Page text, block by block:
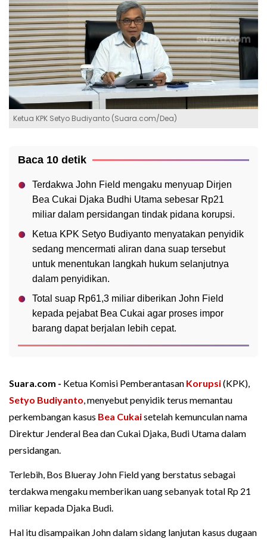
Ketua KPK Setyo Budiyanto (Suara.com/Dea)
Baca 10 detik
Terdakwa John Field mengaku menyuap Dirjen
Bea Cukai Djaka Budhi Utama sebesar Rp21
miliar dalam persidangan tindak pidana korupsi.
Ketua KPK Setyo Budiyanto menyatakan penyidik
sedang mencermati aliran dana suap tersebut
untuk menentukan langkah hukum selanjutnya
dalam penyidikan.
Total suap Rp61,3 miliar diberikan John Field
kepada pejabat Bea Cukai agar proses impor
barang dapat berjalan lebih cepat.
Suara.com - Ketua Komisi Pemberantasan Korupsi(KPK),
Setyo Budiyanto, menyebut penyidik terus memantau
perkembangan kasus Bea Cukaisetelah kemunculan nama
Direktur Jenderal Bea dan Cukai Djaka, Budi Utama dalam
persidangan.
Terlebih, Bos Blueray John Field yang berstatus sebagai
terdakwa mengaku memberikan uang sebanyak total Rp 21
miliar kepada Djaka Budi.
Hal itu disampaikan John dalam sidang lanjutan kasus dugaan